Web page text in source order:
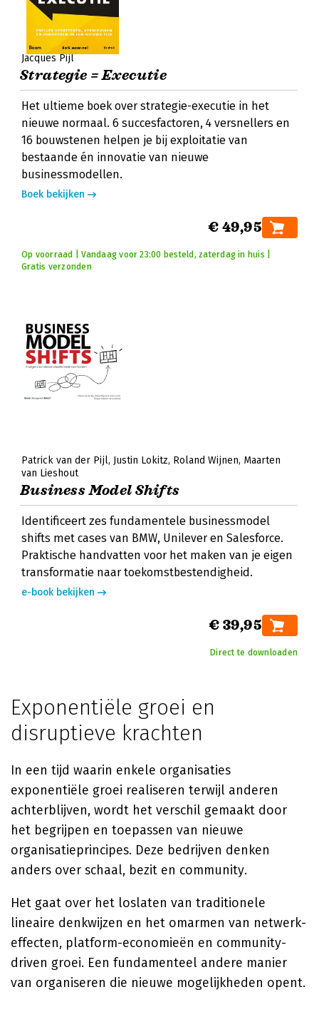
Jacques Pijl
Strategie = Executie
Het ultieme boek over strategie-executie in het
nieuwe normaal. 6 succesfactoren, 4 versnellers en
16 bouwstenen helpen je bij exploitatie van
bestaande én innovatie van nieuwe
businessmodellen.
Boek bekijken
€ 49,95
Op voorraad | Vandaag voor 23:00 besteld, zaterdag in huis |
Gratis verzonden
Patrick van der Pijl Justin Lokitz Roland Wijnen Maarten
van Lieshout
Business Model Shifts
Identificeert zes fundamentele businessmodel
shifts met cases van BMW, Unilever en Salesforce.
Praktische handvatten voor het maken van je eigen
transformatie naar toekomstbestendigheid.
e-book bekijken
€ 39,95
Direct te downloaden
Exponentiële groei en
disruptieve krachten
In een tijd waarin enkele organisaties
exponentiële groei realiseren terwijl anderen
achterblijven, wordt het verschil gemaakt door
het begrijpen en toepassen van nieuwe
organisatieprincipes. Deze bedrijven denken
anders over schaal, bezit en community.
Het gaat over het loslaten van traditionele
lineaire denkwijzen en het omarmen van netwerk-
effecten, platform-economieën en community-
driven groei. Een fundamenteel andere manier
van organiseren die nieuwe mogelijkheden opent.